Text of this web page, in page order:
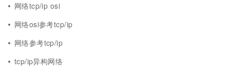
网络tcp/ip osi
网络osi参考tcp/ip
网络参考tcp/ip
tcp/ip异构网络